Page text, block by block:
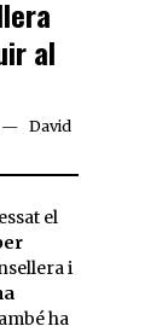
al
David
i
ha